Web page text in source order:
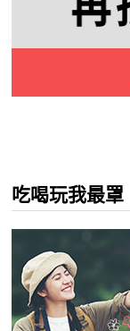
吃喝玩我最罩